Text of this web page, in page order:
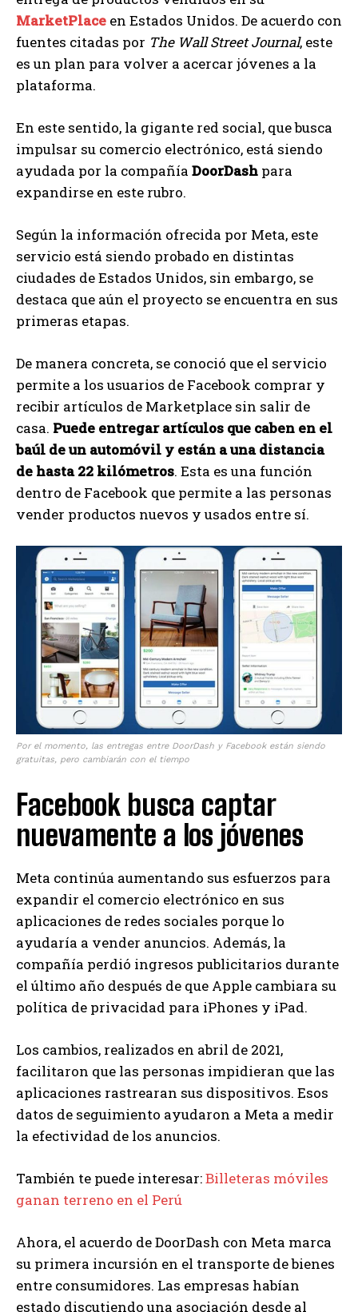
MarketPlace en Estados Unidos. De acuerdo con
fuentes citadas por The Wall Street Journal, este
es un plan para volver a acercar jóvenes a la
plataforma.
En este sentido, la gigante red social, que busca
impulsar su comercio electrónico, está siendo
ayudada por la compañía DoorDash para
expandirse en este rubro.
Según la información ofrecida por Meta, este
servicio está siendo probado en distintas
ciudades de Estados Unidos, sin embargo, se
destaca que aún el proyecto se encuentra en sus
primeras etapas.
De manera concreta, se conoció que el servicio
permite a los usuarios de Facebook comprar y
recibir artículos de Marketplace sin salir de
casa. Puede entregar artículos que caben en el
baúl de un automóvil y están a una distancia
de hasta 22 kilómetros. Esta es una función
dentro de Facebook que permite a las personas
vender productos nuevos y usados ​​entre sí.
Por el momento, las entregas entre DoorDash y Facebook están siendo
gratuitas, pero cambiarán con el tiempo
Facebook busca captar
nuevamente a los jóvenes
Meta continúa aumentando sus esfuerzos para
expandir el comercio electrónico en sus
aplicaciones de redes sociales porque lo
ayudaría a vender anuncios. Además, la
compañía perdió ingresos publicitarios durante
el último año después de que Apple cambiara su
política de privacidad para iPhones y iPad.
Los cambios, realizados en abril de 2021,
facilitaron que las personas impidieran que las
aplicaciones rastrearan sus dispositivos. Esos
datos de seguimiento ayudaron a Meta a medir
la efectividad de los anuncios.
También te puede interesar:Billeteras móviles
ganan terreno en el Perú
Ahora, el acuerdo de DoorDash con Meta marca
su primera incursión en el transporte de bienes
entre consumidores. Las empresas habían
estado discutiendo una asociación desde al